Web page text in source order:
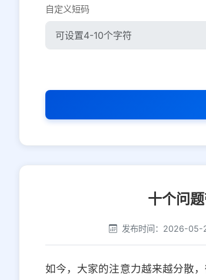
自定义短码
社交平台 电商平台
选择防红平台类型，避免链接被拦截
十个问
发布时间：2026-
如今，大家的注意力越来越分散